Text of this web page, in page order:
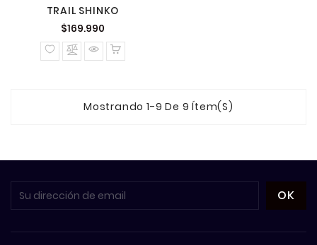
TRAIL SHINKO
$169.990
normal
Mostrando 1-9 De 9 Ítem(s)